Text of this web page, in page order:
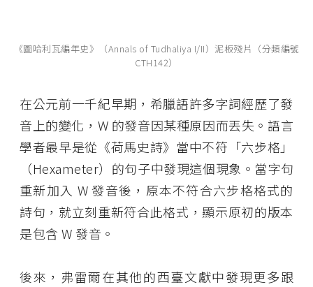
《圖哈利瓦編年史》（Annals of Tudhaliya I/II）泥板殘片（分類編號
CTH142）
在公元前一千紀早期，希臘語許多字詞經歷了發
音上的變化，W 的發音因某種原因而丟失。語言
學者最早是從《荷馬史詩》當中不符「六步格」
（Hexameter）的句子中發現這個現象。當字句
重新加入 W 發音後，原本不符合六步格格式的
詩句，就立刻重新符合此格式，顯示原初的版本
是包含 W 發音。
後來，弗雷爾在其他的西臺文獻中發現更多跟